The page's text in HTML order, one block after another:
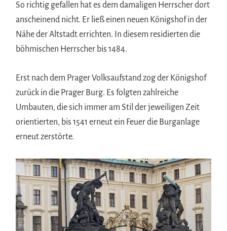
So richtig gefallen hat es dem damaligen Herrscher dort
anscheinend nicht. Er ließ einen neuen Königshof in der
Nähe der Altstadt errichten. In diesem residierten die
böhmischen Herrscher bis 1484.
Erst nach dem Prager Volksaufstand zog der Königshof
zurück in die Prager Burg. Es folgten zahlreiche
Umbauten, die sich immer am Stil der jeweiligen Zeit
orientierten, bis 1541 erneut ein Feuer die Burganlage
erneut zerstörte.